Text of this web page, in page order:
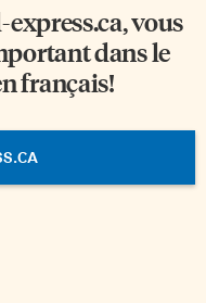
express.ca, vous
dans le
français!